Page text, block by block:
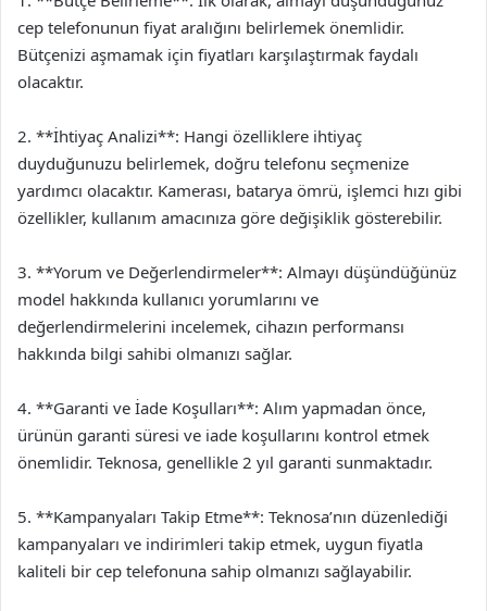
cep telefonunun fiyat aralığını belirlemek önemlidir.
Bütçenizi aşmamak için fiyatları karşılaştırmak faydalı
olacaktır.
2. **İhtiyaç Analizi**: Hangi özelliklere ihtiyaç
duyduğunuzu belirlemek, doğru telefonu seçmenize
yardımcı olacaktır. Kamerası, batarya ömrü, işlemci hızı gibi
özellikler, kullanım amacınıza göre değişiklik gösterebilir.
3. **Yorum ve Değerlendirmeler**: Almayı düşündüğünüz
model hakkında kullanıcı yorumlarını ve
değerlendirmelerini incelemek, cihazın performansı
hakkında bilgi sahibi olmanızı sağlar.
4. **Garanti ve İade Koşulları**: Alım yapmadan önce,
ürünün garanti süresi ve iade koşullarını kontrol etmek
önemlidir. Teknosa, genellikle 2 yıl garanti sunmaktadır.
5. **Kampanyaları Takip Etme**: Teknosa’nın düzenlediği
kampanyaları ve indirimleri takip etmek, uygun fiyatla
kaliteli bir cep telefonuna sahip olmanızı sağlayabilir.